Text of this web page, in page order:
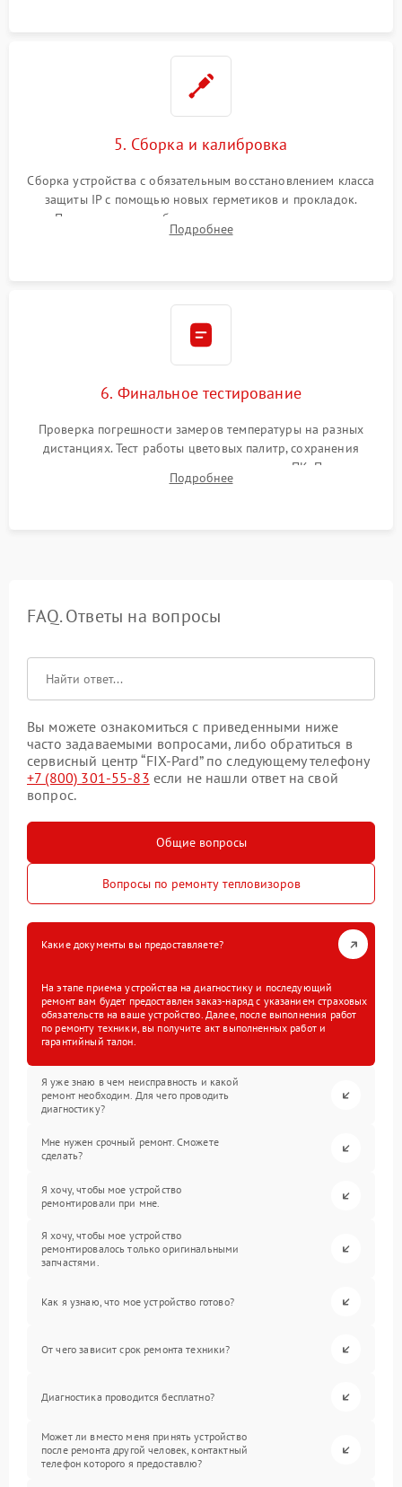
5. Сборка и калибровка
Сборка устройства с обязательным восстановлением класса
защиты IP с помощью новых герметиков и прокладок.
Программная калибровка матрицы по эталонному
абсолютно черному телу для точного измерения температур.
Подробнее
6. Финальное тестирование
Проверка погрешности замеров температуры на разных
дистанциях. Тест работы цветовых палитр, сохранения
термограмм в память и передачи данных на ПК. Проверка
автономности работы и итоговый контроль качества.
Подробнее
FAQ. Ответы на вопросы
Вы можете ознакомиться с приведенными ниже
часто задаваемыми вопросами, либо обратиться в
сервисный центр “FIX-Pard” по следующему телефону
+7 (800) 301-55-83 если не нашли ответ на свой
вопрос.
Общие вопросы
Вопросы по ремонту тепловизоров
Какие документы вы предоставляете?
На этапе приема устройства на диагностику и последующий
ремонт вам будет предоставлен заказ-наряд с указанием страховых
обязательств на ваше устройство. Далее, после выполнения работ
по ремонту техники, вы получите акт выполненных работ и
гарантийный талон.
Я уже знаю в чем неисправность и какой
ремонт необходим. Для чего проводить
диагностику?
Мне нужен срочный ремонт. Сможете
сделать?
Я хочу, чтобы мое устройство
ремонтировали при мне.
Я хочу, чтобы мое устройство
ремонтировалось только оригинальными
запчастями.
Как я узнаю, что мое устройство готово?
От чего зависит срок ремонта техники?
Диагностика проводится бесплатно?
Может ли вместо меня принять устройство
после ремонта другой человек, контактный
телефон которого я предоставлю?